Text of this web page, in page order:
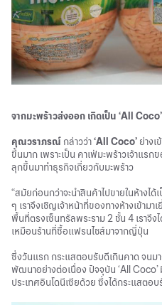
จากมะพร้าวส่งออก เกิดเป็น ‘All
คุณวราภรณ์ กล่าวว่า‘All Coco’ ย่างเ
ขึ้นมาก เพราะเป็น คาเฟ่มะพร้าวเจ้าแร
ลุกขึ้นมาทำธุรกิจเกี่ยวกับมะพร้าว
“สมัยก่อนกว่าจะนำสินค้าไปขายในห้างไ
ๆ เราจึงเชิญเจ้าหน้าที่ของทางห้างเข้าม
พื้นที่ตรงเซ็นทรัลพระราม 2 ชั้น 4 เราจึง
เหมือนร้านที่ซื้อแฟรนไชส์มาจากญี่ปุ่น
ซึ่งวันแรก กระแสตอบรับดีเกินคาด จน
พัฒนาอย่างต่อเนื่อง ปัจจุบัน ‘All Coco’
ประเทศอินโดนีเซียด้วย ซึ่งได้กระแสตอ